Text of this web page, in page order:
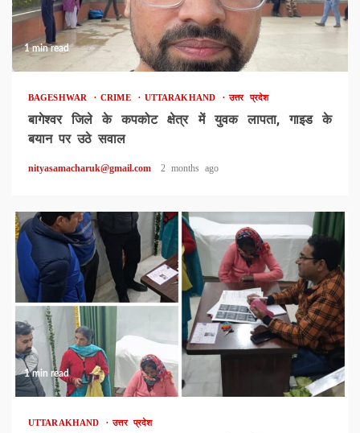
1 min read
BAGESHWAR CRIME UTTARAKHAND उत्तर प्रदेश
बागेश्वर जिले के कपकोट क्षेत्र में युवक लापता, गाइड के
बयान पर उठे सवाल
nityasamacharuk@gmail.com 2 months ago
1 min read
UTTARAKHAND उत्तर प्रदेश